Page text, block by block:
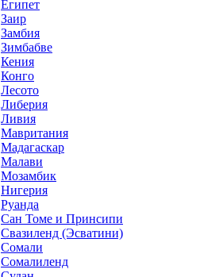
Египет
Заир
Замбия
Зимбабве
Кения
Конго
Лесото
Либерия
Ливия
Мавритания
Мадагаскар
Малави
Мозамбик
Нигерия
Руанда
Сан Томе и Принсипи
Свазиленд (Эсватини)
Сомали
Сомалиленд